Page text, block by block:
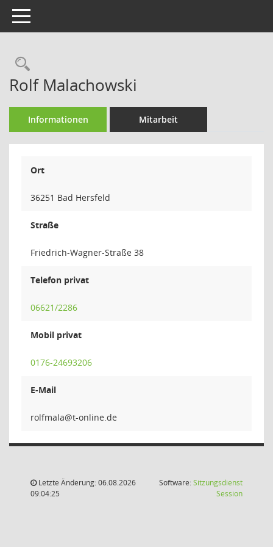
Toggle navigation
Rechercheauswahl
Rolf Malachowski
Informationen Mitarbeit
Ort
36251 Bad Hersfeld
Straße
Friedrich-Wagner-Straße 38
Telefon privat
06621/2286
Mobil privat
0176-24693206
E-Mail
alam
Letzte Änderung: 06.08.2026
09:04:25
Software:Sitzungsdienst
Session(Wird in